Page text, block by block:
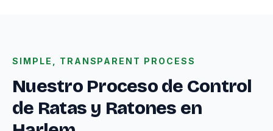
SIMPLE, TRANSPARENT PROCESS
Nuestro Proceso de Control
de Ratas y Ratones en